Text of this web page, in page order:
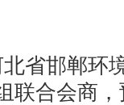
邯郸环
联合会商，